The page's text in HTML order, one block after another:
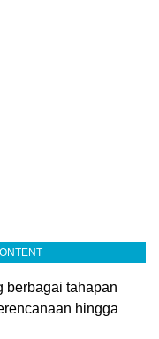
berbagai tahapan
hingga